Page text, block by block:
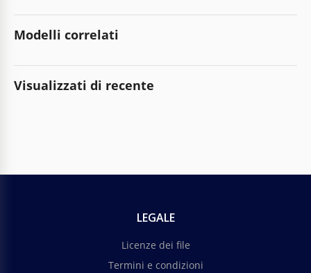
Modelli correlati
Visualizzati di recente
LEGALE
Licenze dei file
Termini e condizioni